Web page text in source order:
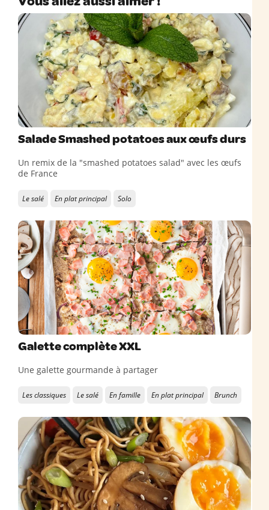
Salade Smashed potatoes aux œufs durs
Un remix de la "smashed potatoes salad" avec les œufs
de France
Le salé En plat principal Solo
Galette complète XXL
Une galette gourmande à partager
Les classiques Le salé En famille En plat principal Brunch